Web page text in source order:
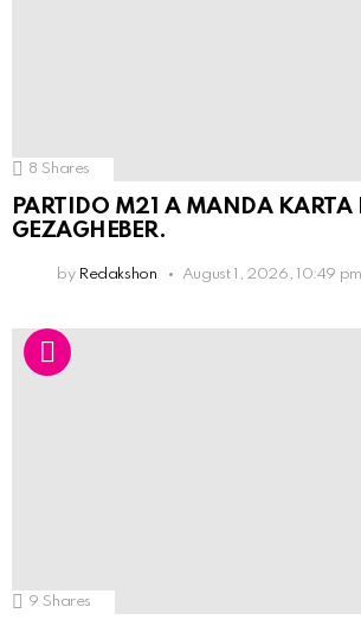
8 Shares
PARTIDO M21 A MANDA KARTA
GEZAGHEBER.
by Redakshon August 1, 2026, 10:49 pm
9 Shares